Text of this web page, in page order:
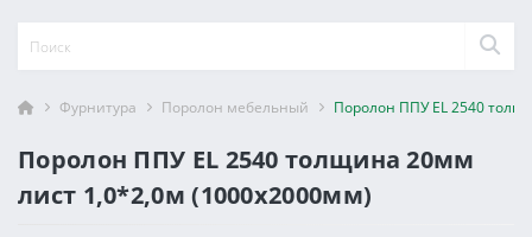
Фурнитура Поролон мебельный Поролон ППУ EL 2540
Поролон ППУ EL 2540 толщина 20мм
лист 1,0*2,0м (1000x2000мм)